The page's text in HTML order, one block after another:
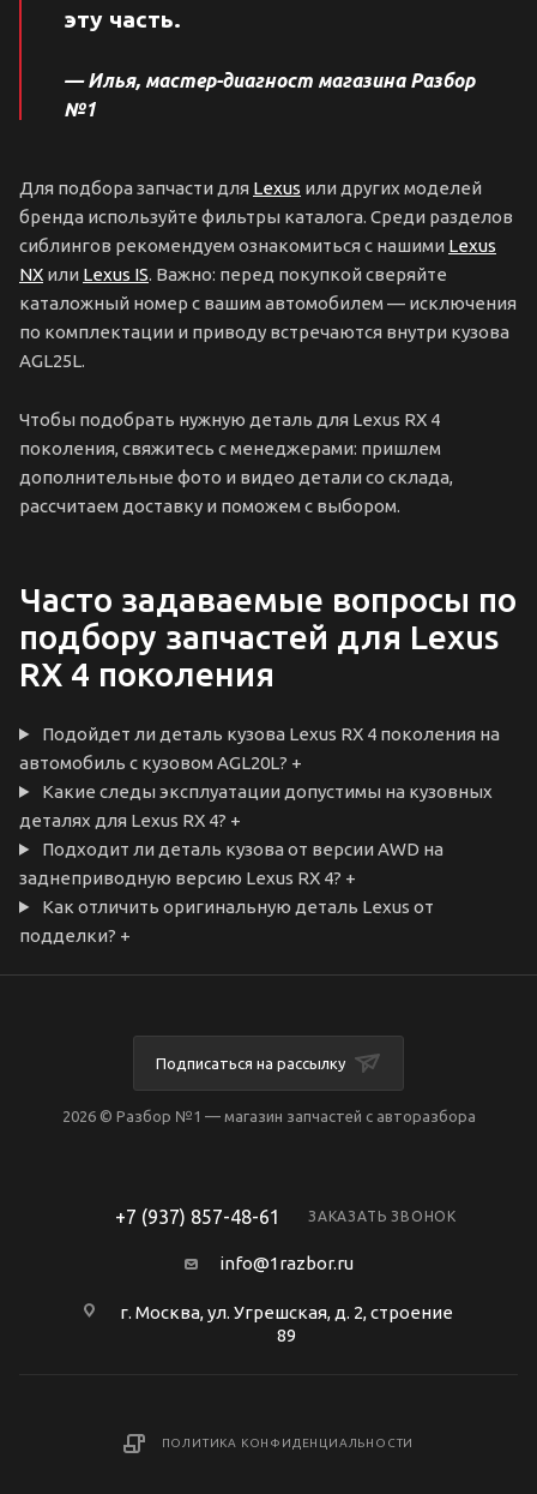
эту часть.
— Илья, мастер-диагност магазина Разбор
№1
Для подбора запчасти для Lexus или других моделей
бренда используйте фильтры каталога. Среди разделов
сиблингов рекомендуем ознакомиться с нашими Lexus
NX или Lexus IS. Важно: перед покупкой сверяйте
каталожный номер с вашим автомобилем — исключения
по комплектации и приводу встречаются внутри кузова
AGL25L.
Чтобы подобрать нужную деталь для Lexus RX 4
поколения, свяжитесь с менеджерами: пришлем
дополнительные фото и видео детали со склада,
рассчитаем доставку и поможем с выбором.
Часто задаваемые вопросы по
подбору запчастей для Lexus
RX 4 поколения
Подойдет ли деталь кузова Lexus RX 4 поколения на
автомобиль с кузовом AGL20L? +
Какие следы эксплуатации допустимы на кузовных
деталях для Lexus RX 4? +
Подходит ли деталь кузова от версии AWD на
заднеприводную версию Lexus RX 4? +
Как отличить оригинальную деталь Lexus от
подделки? +
Подписаться на рассылку
2026 © Разбор №1 — магазин запчастей с авторазбора
+7 (937) 857-48-61 ЗАКАЗАТЬ ЗВОНОК
info@1razbor.ru
г. Москва, ул. Угрешская, д. 2, строение
89
ПОЛИТИКА КОНФИДЕНЦИАЛЬНОСТИ